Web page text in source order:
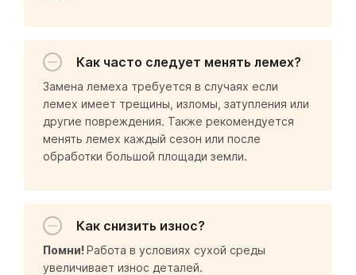
Как часто следует менять лемех?
Замена лемеха требуется в случаях если
лемех имеет трещины, изломы, затупления или
другие повреждения. Также рекомендуется
менять лемех каждый сезон или после
обработки большой площади земли.
Как снизить износ?
Помни!Работа в условиях сухой среды
увеличивает износ деталей.